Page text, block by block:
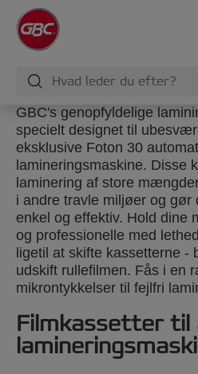
GBC's genopfyldelige
specielt designet til
eksklusive Foton 30
lamineringsmaskine. Disse
laminering af store
i andre travle miljøer og gør
enkel og effektiv. Hold dine
og professionelle med
ligetil at skifte kassetterne -
udskift rullefilmen. Fås i en
mikrontykkelser til fejlfri
Filmkassetter til